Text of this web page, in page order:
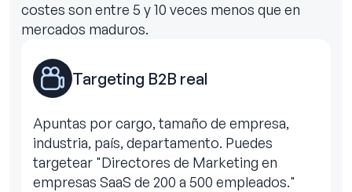
costes son entre 5 y 10 veces menos que en
mercados maduros.
Targeting B2B real
Apuntas por cargo, tamaño de empresa,
industria, país, departamento. Puedes
targetear "Directores de Marketing en
empresas SaaS de 200 a 500 empleados."